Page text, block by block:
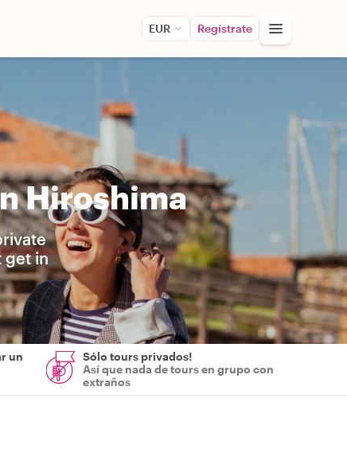
EUR Regístrate
Hiroshima
get in
un
Sólo tours privados!
Así que nada de tours en grupo con
extraños